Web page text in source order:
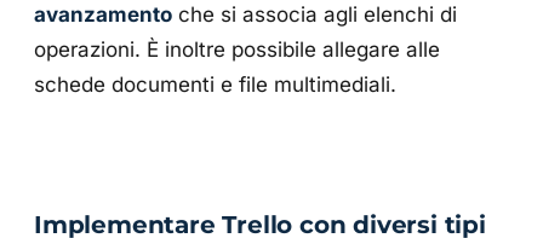
avanzamento che si associa agli elenchi di
operazioni. È inoltre possibile allegare alle
schede documenti e file multimediali.
Implementare Trello con diversi tipi